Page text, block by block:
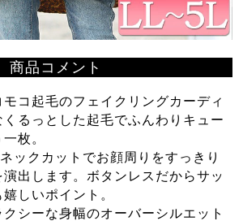
商品コメント
コ起毛のフェイクリングカーディ
るっとした起毛でふんわりキュー
枚。
ックカットでお顔周りをすっきり
出します。ボタンレスだからサッ
しいポイント。
シーな身幅のオーバーシルエット